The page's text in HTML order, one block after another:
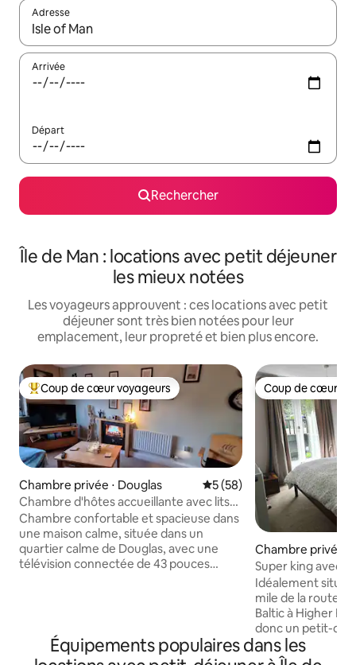
Adresse
Lorsque les résultats s'affichent, utilisez les flèches vers le
Arrivée
Départ
Rechercher
Île de Man : locations avec petit déjeuner
les mieux notées
Les voyageurs approuvent : ces locations avec petit
déjeuner sont très bien notées pour leur
emplacement, leur propreté et bien plus encore.
Coups de cœur voyageurs les plus appréciés
Coup de cœur voyageurs
Chambre privée ⋅ Douglas Évaluation moyenne sur la
5 (58)
Chambre d'hôtes accueillante avec lits
jumeaux
Chambre confortable et spacieuse dans
une maison calme, située dans un
quartier calme de Douglas, avec une
télévision connectée de 43 pouces
simples. Salle de bain partagée
(baignoire/douche) et cuisine partagées
Coup de cœur
Coup de cœur
Chambre privée ⋅
Super king avec
Idéalement situé
mile de la route
Baltic à Higher Foxdale. Nous
donc un petit-
fourni et vous
déjeuner à tout
Équipements populaires dans les